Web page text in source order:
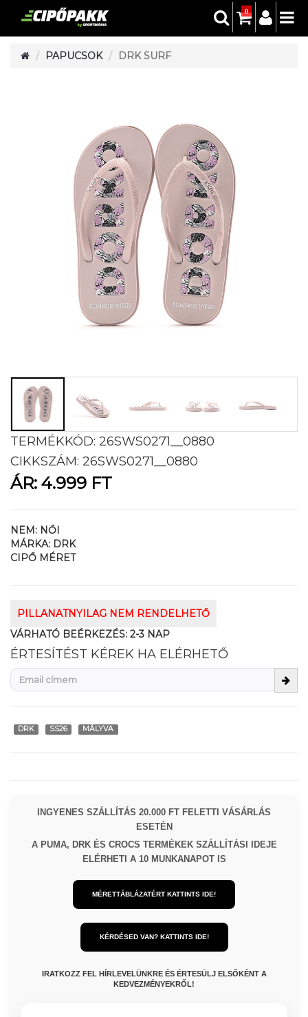
0
PAPUCSOK DRK SURF
TERMÉKKÓD: 26SWS0271__0880
CIKKSZÁM: 26SWS0271__0880
ÁR: 4.999 FT
NEM: NŐI
MÁRKA: DRK
CIPŐ MÉRET
PILLANATNYILAG NEM RENDELHETŐ
VÁRHATÓ BEÉRKEZÉS: 2-3 NAP
ÉRTESÍTÉST KÉREK HA ELÉRHETŐ
DRK SS26 MÁLYVA
INGYENES SZÁLLÍTÁS 20.000 FT FELETTI VÁSÁRLÁS
ESETÉN
A PUMA, DRK ÉS CROCS TERMÉKEK SZÁLLÍTÁSI IDEJE
ELÉRHETI A 10 MUNKANAPOT IS
MÉRETTÁBLÁZATÉRT KATTINTS IDE!
KÉRDÉSED VAN? KATTINTS IDE!
IRATKOZZ FEL HÍRLEVELÜNKRE ÉS ÉRTESÜLJ ELSŐKÉNT A
KEDVEZMÉNYEKRŐL!